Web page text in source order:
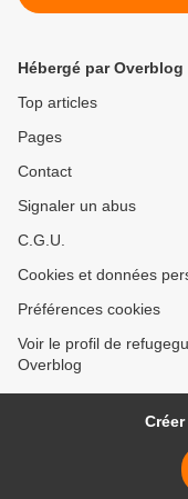
RETROUVE
Hébergé par Overblog
Top articles
Pages
Contact
Signaler un abus
C.G.U.
Cookies et données
Préférences cookies
Voir le profil de
Overblog